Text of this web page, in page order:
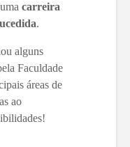
carreira
.
alguns
Faculdade
áreas de
ao